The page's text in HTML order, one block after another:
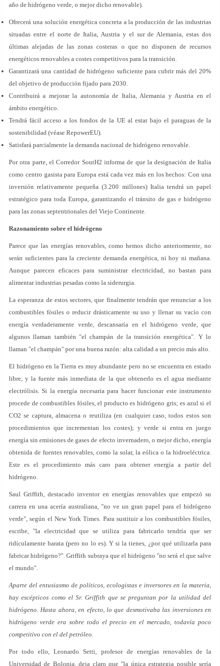
año de hidrógeno verde, o mejor dicho renovable).
Ofrecerá una solución energética concreta a la producción de las industrias
situadas entre el norte de Italia, Austria y el sur de Alemania, estas dos
últimas alejadas de las zonas costeras o que no disponen de recursos
energéticos renovables a costes competitivos para la transición.
Garantizará una cantidad de hidrógeno suficiente para cubrir más del 20%
del objetivo de producción fijado para 2030.
Contribuirá a mejorar la autonomía de Italia, Alemania y Austria en el
ámbito energético.
Tendrá fácil acceso a los fondos de la UE al estar bajo el paraguas de la
sostenibilidad (véase RepowerEU).
Satisfará parcialmente la demanda nacional de hidrógeno renovable.
Por otra parte, el Corredor SoutH2 informa de que la designación de Italia
como centro gasista para Europa está cada vez más en los hechos: Con una
inversión relativamente pequeña (3.200 millones) Italia tendrá un papel
estratégico para toda Europa, garantizando el tránsito de gas e hidrógeno
para las zonas septentrionales del Viejo Continente.
Razonamiento sobre el hidrógeno
Parece que las energías renovables, como hemos dicho anteriormente, no
serán suficientes para la creciente demanda energética, ni hoy ni mañana.
Aunque parecen eficaces para suministrar electricidad, no bastan para
alimentar industrias pesadas como la siderurgia.
La esperanza de estos sectores, que finalmente tendrán que renunciar a los
combustibles fósiles o reducir drásticamente su uso y llenar su vacío con
energía verdaderamente verde, descansaría en el hidrógeno verde, que
algunos llaman también "el champán de la transición energética". Y lo
llaman "el champán" por una buena razón: alta calidad a un precio más alto.
El hidrógeno en la Tierra es muy abundante pero no se encuentra en estado
libre, y la fuente más inmediata de la que obtenerlo es el agua mediante
electrólisis. Si la energía necesaria para hacer funcionar este instrumento
procede de combustibles fósiles, el producto es hidrógeno gris; es azul si el
CO2 se captura, almacena o reutiliza (en cualquier caso, todos estos son
procedimientos que incrementan los costes); y verde si entra en juego
energía sin emisiones de gases de efecto invernadero, o mejor dicho, energía
obtenida de fuentes renovables, como la solar, la eólica o la hidroeléctrica.
Este es el procedimiento más caro para obtener energía a partir del
hidrógeno.
Saul Griffith, destacado inventor en energías renovables que empezó su
carrera en una acería australiana, "no ve un gran papel para el hidrógeno
verde", según el New York Times. Para sustituir a los combustibles fósiles,
escribe, "la electricidad que se utiliza para fabricarlo tendría que ser
ridículamente barata (pero no lo es). Y si la tienes, ¿por qué utilizarla para
fabricar hidrógeno?". Griffith subraya que el hidrógeno "no será el que salve
el mundo".
Aparte del entusiasmo de políticos, ecologistas e inversores en la materia,
hay escépticos como el Sr. Griffith que se preguntan por la utilidad del
hidrógeno. Hasta ahora, en efecto, lo que desmotivaba las inversiones en
hidrógeno verde era sobre todo el precio en el mercado, todavía poco
competitivo con el del petróleo.
Por todo ello, Leonardo Setti, profesor de energías renovables de la
Universidad de Bolonia, deja claro que "la única estrategia posible sería